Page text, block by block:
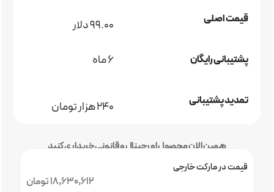
قیمت اصلی 99.00 دلار
پشتیبانی رایگان 6 ماه
تمدید پشتیبانی 240 هزار تومان
همین الان محصول اورجینال و قانونی خریداری کنید
18,630,612 تومان
قیمت در مارکت خارجی